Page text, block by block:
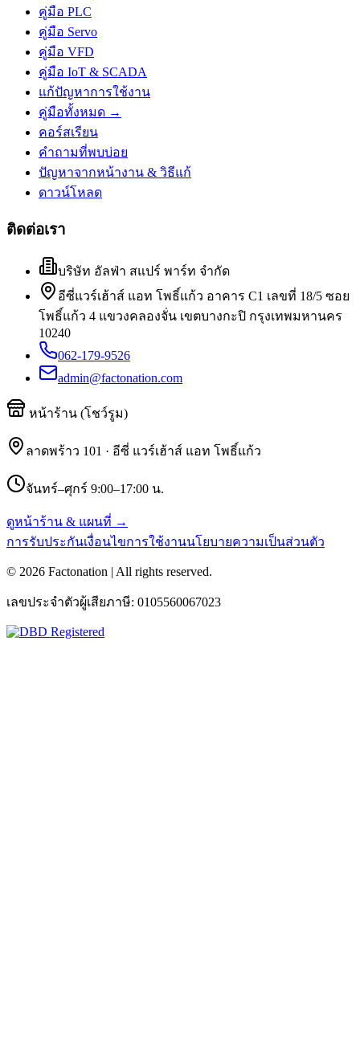
คู่มือ PLC
คู่มือ Servo
คู่มือ VFD
คู่มือ IoT & SCADA
แก้ปัญหาการใช้งาน
คู่มือทั้งหมด →
คอร์สเรียน
คำถามที่พบบ่อย
ปัญหาจากหน้างาน & วิธีแก้
ดาวน์โหลด
ติดต่อเรา
บริษัท อัลฟ่า สแปร์ พาร์ท จำกัด
อีซี่แวร์เฮ้าส์ แอท โพธิ์แก้ว อาคาร C1 เลขที่ 18/5 ซอย
โพธิ์แก้ว 4 แขวงคลองจั่น เขตบางกะปิ กรุงเทพมหานคร
10240
062-179-9526
admin@factonation.com
หน้าร้าน (โชว์รูม)
ลาดพร้าว 101 · อีซี่ แวร์เฮ้าส์ แอท โพธิ์แก้ว
จันทร์–ศุกร์ 9:00–17:00 น.
ดูหน้าร้าน & แผนที่ →
การรับประกันเงื่อนไขการใช้งานนโยบายความเป็นส่วนตัว
© 2026 Factonation | All rights reserved.
เลขประจำตัวผู้เสียภาษี: 0105560067023